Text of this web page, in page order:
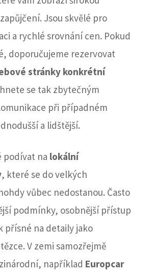
Jsou skvělé pro
a rychlé srovnání cen. Pokud
doporučujeme rezervovat
stránky konkrétní
se tak zbytečným
při případném
a lidštější.
podívat na lokální
, které se do velkých
vůbec nedostanou. Často
podmínky, osobnější přístup
přísné na detaily jako
V zemi samozřejmě
například Europcar